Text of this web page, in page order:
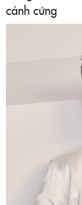
cánh cứng